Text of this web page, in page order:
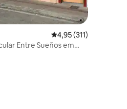
5, 261 avaliações4,95 de uma avaliação
4,95 (311)
Entre Sueños em